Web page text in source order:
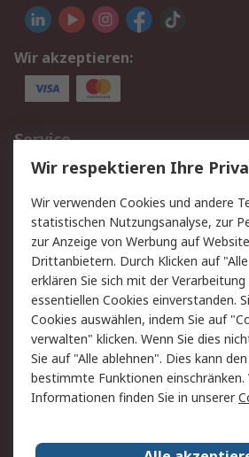
Wir akzeptieren:
Service
Value Added Services
Rücksendungen
Hilfe
Rechtliches
AGB
Cookie-Richtlinie
Copyright/Impressum
Über RS
Karriere bei RS
Wir respektieren Ihre
Wir verwenden Cookies und andere
statistischen Nutzungsanalyse, zur
zur Anzeige von Werbung auf
Drittanbietern. Durch Klicken auf
erklären Sie sich mit der
essentiellen Cookies einverstanden.
Cookies auswählen, indem Sie auf
verwalten" klicken. Wenn Sie dies
Sie auf "Alle ablehnen". Dies kann
bestimmte Funktionen einschränken.
Informationen finden Sie in unserer